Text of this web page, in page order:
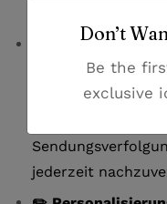
🚚 Zuverlässige
Erhalten Sie Ihr
Werktagen. Der
jederzeit
Don’t
Be the
exclusive